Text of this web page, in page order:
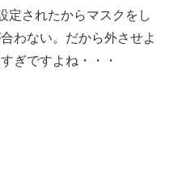
定されたからマスクをし
わない。だから外させよ
ぎですよね・・・